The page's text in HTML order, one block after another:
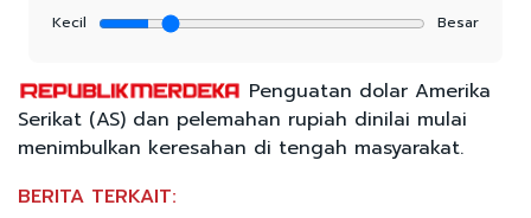
Kecil
Besar
Penguatan dolar Amerika
Serikat (AS) dan pelemahan rupiah dinilai mulai
menimbulkan keresahan di tengah masyarakat.
BERITA TERKAIT: